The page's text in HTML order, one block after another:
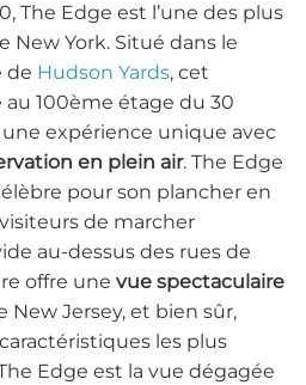
The Edge est l’une des plus
New York. Situé dans le
de Hudson Yards, cet
100ème étage du 30
une expérience unique avec
en plein air. The Edge
pour son plancher en
de marcher
au-dessus des rues de
offre une vue spectaculaire
New Jersey, et bien sûr,
les plus
Edge est la vue dégagée